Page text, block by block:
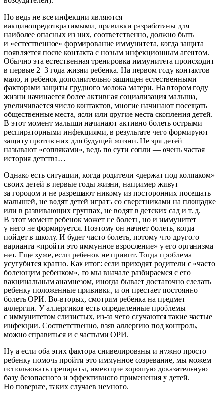
Но ведь не все инфекции являются
вакцинопредотвратимыми, прививки разработаны для
наиболее опасных из них, соответственно, должно быть
и «естественное» формирование иммунитета, когда защита
появляется после контакта с новым инфекционным агентом.
Обычно эта естественная тренировка иммунитета происходит
в первые 2–3 года жизни ребенка. На первом году контактов
мало, и ребенок дополнительно защищен естественными
факторами защиты грудного молока матери. На втором году
жизни начинается более активная социализация малыша,
увеличивается число контактов, многие начинают посещать
общественные места, ясли или другие места скопления детей.
В этот момент малыши начинают активно болеть острыми
респираторными инфекциями, в результате чего формируют
защиту против них для будущей жизни. Не зря детей
называют «сопляками», ведь по сути сопли — очень частая
история детства…
Однако есть ситуации, когда родители «держат под колпаком»
своих детей в первые годы жизни, например живут
за городом и не разрешают никому из посторонних посещать
малышей, не водят детей играть со сверстниками на площадке
или в развивающих группах, не водят в детских сад и т. д.
В этот момент ребенок может не болеть, но и иммунитет
у него не формируется. Поэтому он начнет болеть, когда
пойдет в школу. И будет часто болеть, потому что другого
варианта «пройти это иммунное взросление» у его организма
нет. Еще хуже, если ребенок не привит. Тогда проблема
усугубится кратно. Как итог: если приходят родители с «часто
болеющим ребенком», то мы вначале разбираемся с его
вакцинальным анамнезом, иногда бывает достаточно сделать
ребенку положенные прививки, и он престает постоянно
болеть ОРИ. Во-вторых, смотрим ребенка на предмет
аллергии. У аллергиков есть определенные проблемы
с иммунитетом слизистых, из-за чего случаются такие частые
инфекции. Соответственно, взяв аллергию под контроль,
можно справиться и с частыми ОРИ.
Ну а если оба этих фактора снивелированы и нужно просто
ребенку помочь пройти это иммунное созревание, мы можем
использовать препараты, имеющие хорошую доказательную
базу безопасного и эффективного применения у детей.
Но поверьте, таких случаев немного.